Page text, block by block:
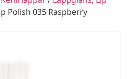
Polish 035 Raspberry